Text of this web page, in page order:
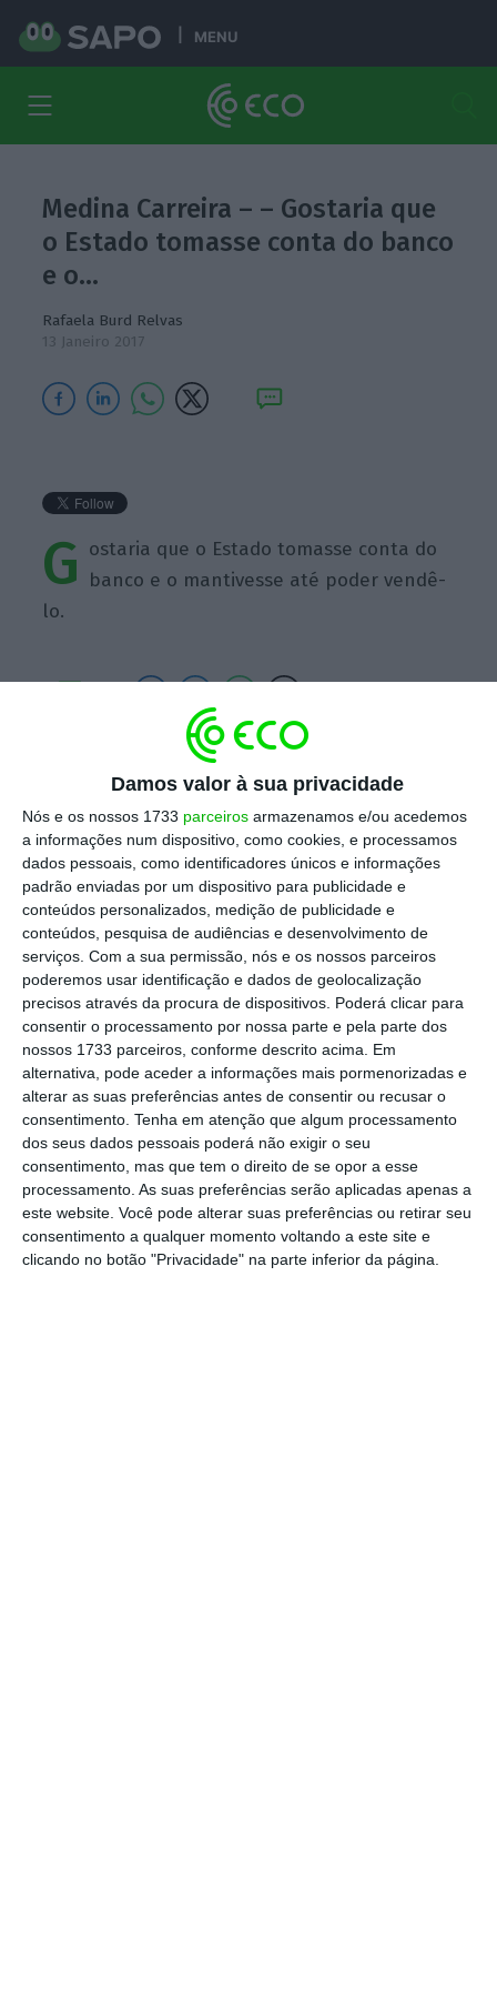
Damos valor à sua privacidade
Nós e os nossos 1733 parceiros armazenamos e/ou acedemos
a informações num dispositivo, como cookies, e processamos
dados pessoais, como identificadores únicos e informações
padrão enviadas por um dispositivo para publicidade e
conteúdos personalizados, medição de publicidade e
conteúdos, pesquisa de audiências e desenvolvimento de
serviços. Com a sua permissão, nós e os nossos parceiros
poderemos usar identificação e dados de geolocalização
precisos através da procura de dispositivos. Poderá clicar para
consentir o processamento por nossa parte e pela parte dos
nossos 1733 parceiros, conforme descrito acima. Em
alternativa, pode aceder a informações mais pormenorizadas e
alterar as suas preferências antes de consentir ou recusar o
consentimento. Tenha em atenção que algum processamento
dos seus dados pessoais poderá não exigir o seu
consentimento, mas que tem o direito de se opor a esse
processamento. As suas preferências serão aplicadas apenas a
este website. Você pode alterar suas preferências ou retirar seu
consentimento a qualquer momento voltando a este site e
clicando no botão "Privacidade" na parte inferior da página.
MENU
Medina Carreira – – Gostaria que
o Estado tomasse conta do banco
e o…
Rafaela Burd Relvas
13 Janeiro 2017
G ostaria que o Estado tomasse conta do
banco e o mantivesse até poder vendê-
lo.
Assine o ECO Premium
No momento em que a informação é
mais importante do que nunca, apoie
o jornalismo independente e rigoroso.
De que forma? Assine o ECO Premium e
tenha acesso a notícias exclusivas, à
opinião que conta, às reportagens e
especiais que mostram o outro lado da
história.
Esta assinatura é uma forma de apoiar
o ECO e os seus jornalistas. A nossa